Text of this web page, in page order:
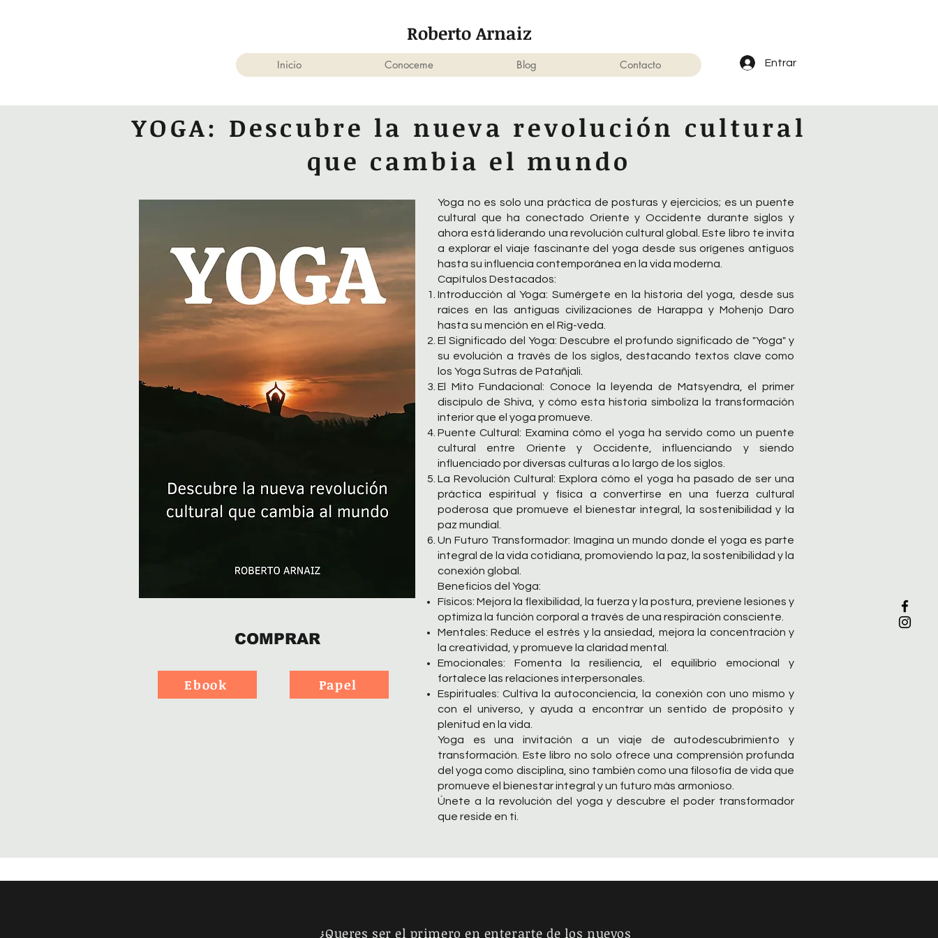
Roberto Arnaiz
Inicio Conoceme Blog Contacto Entrar
YOGA: Descubre la nueva revolución cultural
que cambia el mundo
COMPRAR
Ebook Papel
Yoga no es solo una práctica de posturas y ejercicios; es un puente
cultural que ha conectado Oriente y Occidente durante siglos y
ahora está liderando una revolución cultural global. Este libro te invita
a explorar el viaje fascinante del yoga desde sus orígenes antiguos
hasta su influencia contemporánea en la vida moderna.
Capítulos Destacados:
Introducción al Yoga: Sumérgete en la historia del yoga, desde sus
raíces en las antiguas civilizaciones de Harappa y Mohenjo Daro
hasta su mención en el Rig-veda.
El Significado del Yoga: Descubre el profundo significado de "Yoga" y
su evolución a través de los siglos, destacando textos clave como
los Yoga Sutras de Patañjali.
El Mito Fundacional: Conoce la leyenda de Matsyendra, el primer
discípulo de Shiva, y cómo esta historia simboliza la transformación
interior que el yoga promueve.
Puente Cultural: Examina cómo el yoga ha servido como un puente
cultural entre Oriente y Occidente, influenciando y siendo
influenciado por diversas culturas a lo largo de los siglos.
La Revolución Cultural: Explora cómo el yoga ha pasado de ser una
práctica espiritual y física a convertirse en una fuerza cultural
poderosa que promueve el bienestar integral, la sostenibilidad y la
paz mundial.
Un Futuro Transformador: Imagina un mundo donde el yoga es parte
integral de la vida cotidiana, promoviendo la paz, la sostenibilidad y la
conexión global.
Beneficios del Yoga:
Físicos: Mejora la flexibilidad, la fuerza y la postura, previene lesiones y
optimiza la función corporal a través de una respiración consciente.
Mentales: Reduce el estrés y la ansiedad, mejora la concentración y
la creatividad, y promueve la claridad mental.
Emocionales: Fomenta la resiliencia, el equilibrio emocional y
fortalece las relaciones interpersonales.
Espirituales: Cultiva la autoconciencia, la conexión con uno mismo y
con el universo, y ayuda a encontrar un sentido de propósito y
plenitud en la vida.
Yoga es una invitación a un viaje de autodescubrimiento y
transformación. Este libro no solo ofrece una comprensión profunda
del yoga como disciplina, sino también como una filosofía de vida que
promueve el bienestar integral y un futuro más armonioso.
Únete a la revolución del yoga y descubre el poder transformador
que reside en ti.
¿Queres ser el primero en enterarte de los nuevos